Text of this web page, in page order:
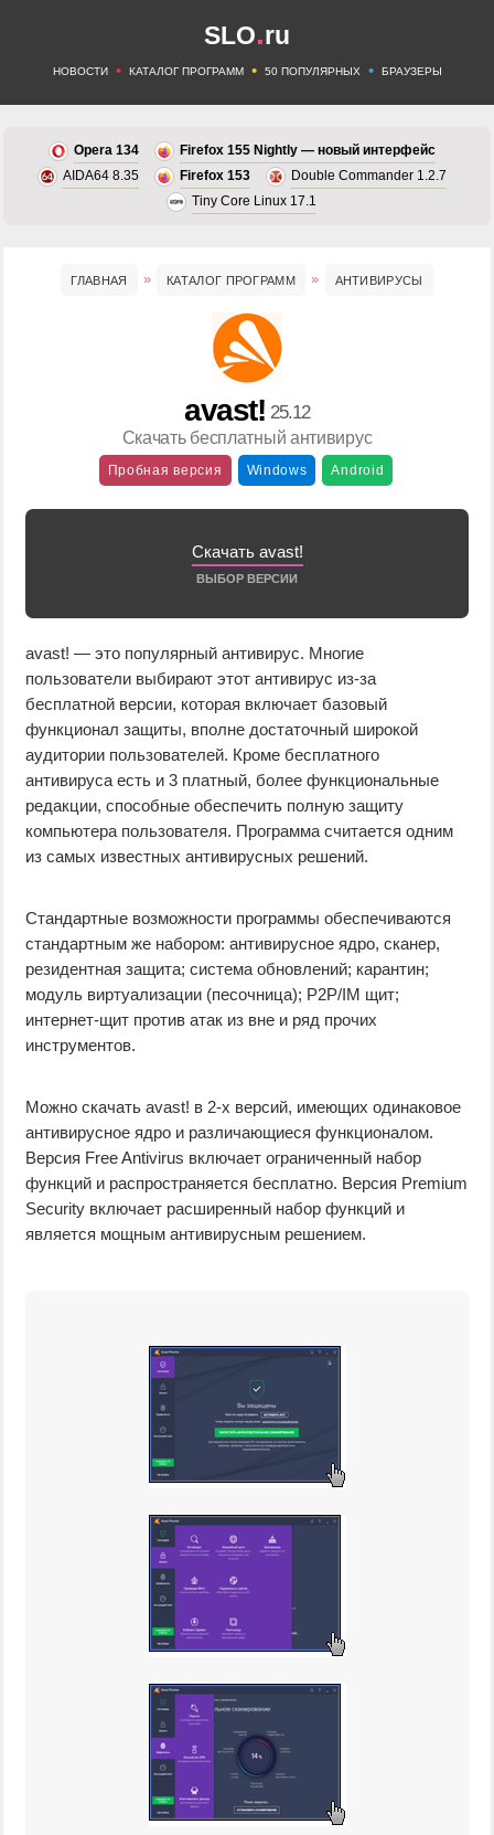
SLO.ru
НОВОСТИ • КАТАЛОГ ПРОГРАММ • 50 ПОПУЛЯРНЫХ • БРАУЗЕРЫ
Opera 134
Firefox 155 Nightly — новый интерфейс
AIDA64 8.35
Firefox 153
Double Commander 1.2.7
Tiny Core Linux 17.1
ГЛАВНАЯ КАТАЛОГ ПРОГРАММ АНТИВИРУСЫ
avast! 25.12
Скачать бесплатный антивирус
Пробная версия Windows Android
Скачать avast!
ВЫБОР ВЕРСИИ
avast! — это популярный антивирус. Многие
пользователи выбирают этот антивирус из-за
бесплатной версии, которая включает базовый
функционал защиты, вполне достаточный широкой
аудитории пользователей. Кроме бесплатного
антивируса есть и 3 платный, более функциональные
редакции, способные обеспечить полную защиту
компьютера пользователя. Программа считается одним
из самых известных антивирусных решений.
Стандартные возможности программы обеспечиваются
стандартным же набором: антивирусное ядро, сканер,
резидентная защита; система обновлений; карантин;
модуль виртуализации (песочница); P2P/IM щит;
интернет-щит против атак из вне и ряд прочих
инструментов.
Можно скачать avast! в 2-х версий, имеющих одинаковое
антивирусное ядро и различающиеся функционалом.
Версия Free Antivirus включает ограниченный набор
функций и распространяется бесплатно. Версия Premium
Security включает расширенный набор функций и
является мощным антивирусным решением.